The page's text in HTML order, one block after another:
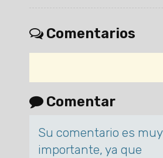
Comentarios
Comentar
Su comentario es muy
importante, ya que